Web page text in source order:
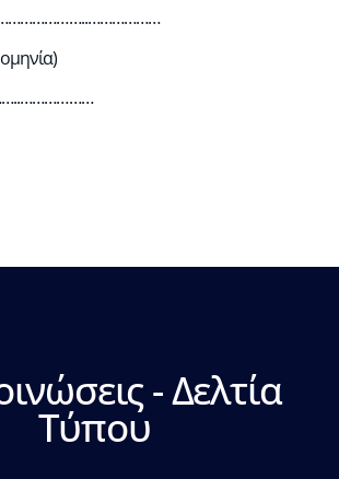
- Δελτία
Τύπου